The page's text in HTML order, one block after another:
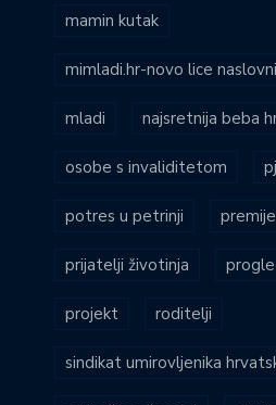
mamin kutak
mimladi.hr-novo lice
mladi najsretnija beba
osobe s invaliditetom
potres u petrinji
prijatelji životinja
projekt roditelji
sindikat umirovljenika